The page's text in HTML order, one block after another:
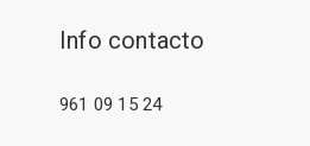
Info contacto
961 09 15 24